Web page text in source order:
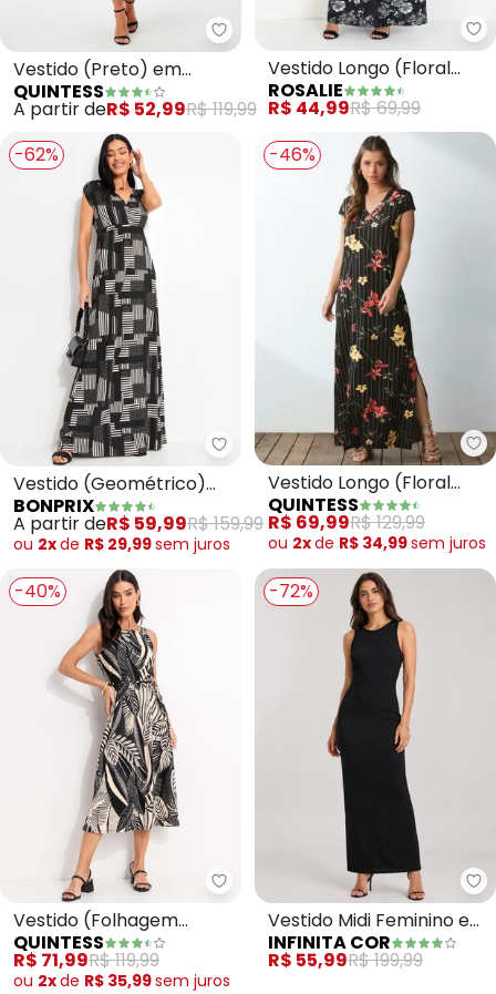
Quintess - Vestido (Preto) em
Vestido (Preto) em
Malha Crepe
QUINTESS
A partir deR$ 52,99R$ 119,99
Vestido Longo (Floral
Dark)
ROSALIE
R$ 44,99R$ 69,99
-62%
bonprix - Vestido
Vestido (Geométrico)
em Malha de Viscose
BONPRIX
A partir deR$ 59,99R$ 159,99
ou 2xde R$ 29,99sem juros
-46%
Vestido Longo (Floral
Risca de Giz) com Fenda
QUINTESS
R$ 69,99R$ 129,99
ou 2xde R$ 34,99sem juros
-40%
Quintess - Vestido (Folhagem
Vestido (Folhagem
Preto) em Canelado
QUINTESS
R$ 71,99R$ 119,99
ou 2xde R$ 35,99sem juros
-72%
Vestido Midi Feminino em
Ribana (Preto)
INFINITA COR
R$ 55,99R$ 199,99